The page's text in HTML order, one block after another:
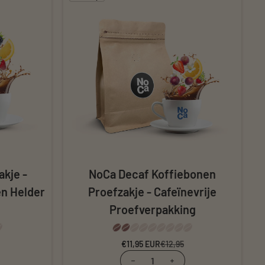
-
Helder
NoCa Decaf Koffiebonen
Proefzakje - Cafeïnevrije
Proefverpakking
Verkoopprijs
€11,95 EURNormale prijs
€12,95